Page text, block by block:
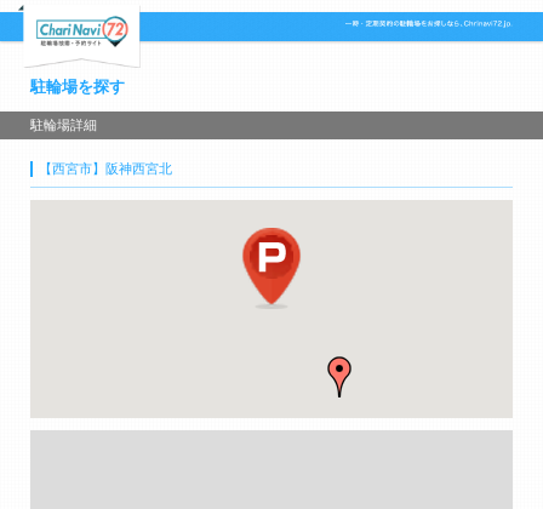
駐輪場を探す
駐輪場詳細
【西宮市】阪神西宮北